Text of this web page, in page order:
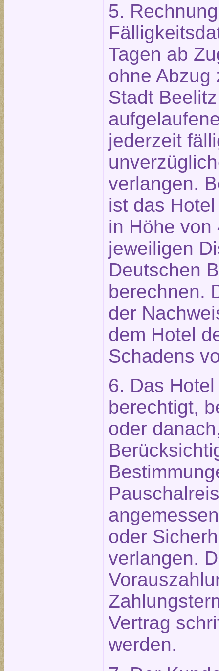
5.
Tagen ab
ohne Abzug
Stadt
jederzeit
verlangen.
ist das
in Höhe von
jeweiligen
Deutschen
berechnen.
der
dem Hotel
Schadens
6. Das
berechtigt,
oder
oder
verlangen.
Vertrag
werden.